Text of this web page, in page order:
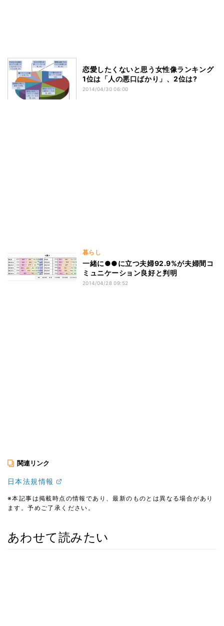
恋愛したくないと思う女性像ランキング
1位は「人の悪口ばかり」、2位は?
2014/04/30 06:00
暮らし
一緒に●●に立つ夫婦92.9%が夫婦間コ
ミュニケーション良好と判明
2014/04/28 09:52
関連リンク
日本法規情報
※本記事は掲載時点の情報であり、最新のものとは異なる場合があり
ます。予めご了承ください。
あわせて読みたい